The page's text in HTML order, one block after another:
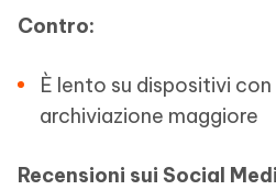
Contro:
È lento su dispositivi con
archiviazione maggiore
Recensioni sui Social